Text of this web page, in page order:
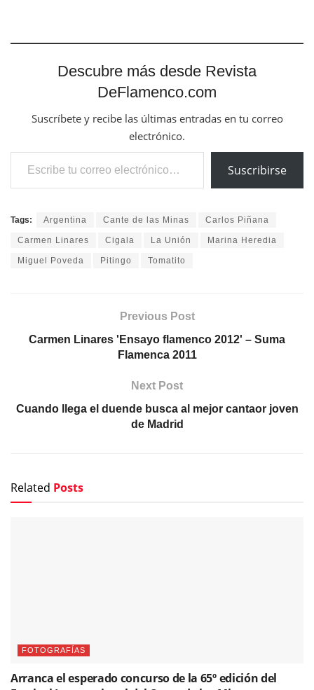
Descubre más desde Revista
DeFlamenco.com
Suscríbete y recibe las últimas entradas en tu correo
electrónico.
Escribe tu correo electrónico…
Suscribirse
Tags: Argentina Cante de las Minas Carlos Piñana
Carmen Linares Cigala La Unión Marina Heredia
Miguel Poveda Pitingo Tomatito
Previous Post
Carmen Linares 'Ensayo flamenco 2012' – Suma
Flamenca 2011
Next Post
Cuando llega el duende busca al mejor cantaor joven
de Madrid
Related Posts
FOTOGRAFÍAS
Arranca el esperado concurso de la 65º edición del